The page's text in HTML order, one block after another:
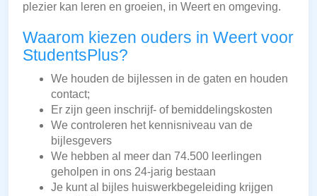
plezier kan leren en groeien, in Weert en omgeving.
Waarom kiezen ouders in Weert voor
StudentsPlus?
We houden de bijlessen in de gaten en houden
contact;
Er zijn geen inschrijf- of bemiddelingskosten
We controleren het kennisniveau van de
bijlesgevers
We hebben al meer dan 74.500 leerlingen
geholpen in ons 24-jarig bestaan
Je kunt al bijles huiswerkbegeleiding krijgen